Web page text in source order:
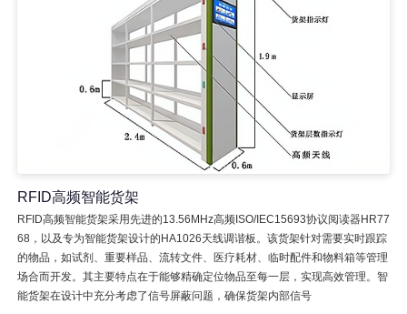
RFID高频智能货架
RFID高频智能货架采用先进的13.56MHz高频ISO/IEC15693协议阅读器HR77
68，以及专为智能货架设计的HA1026天线调谐板。该货架针对需要实时跟踪
的物品，如试剂、重要样品、流转文件、医疗耗材、临时配件和物料箱等管理
场合而开发。其主要特点在于能够精确定位物品至每一层，实现高效管理。智
能货架在设计中充分考虑了信号屏蔽问题，确保货架内部信号